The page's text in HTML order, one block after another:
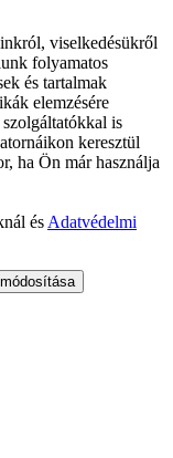
viselkedésükről
folyamatos
és tartalmak
elemzésére
is
keresztül
ha Ön már használja
és Adatvédelmi